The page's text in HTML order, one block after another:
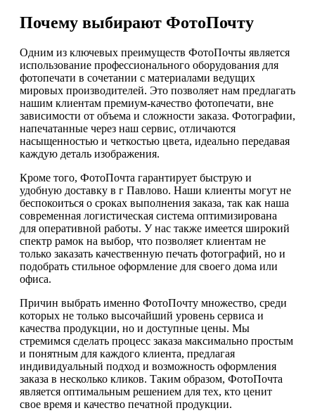
Почему выбирают ФотоПочту
Одним из ключевых преимуществ ФотоПочты является
использование профессионального оборудования для
фотопечати в сочетании с материалами ведущих
мировых производителей. Это позволяет нам предлагать
нашим клиентам премиум-качество фотопечати, вне
зависимости от объема и сложности заказа. Фотографии,
напечатанные через наш сервис, отличаются
насыщенностью и четкостью цвета, идеально передавая
каждую деталь изображения.
Кроме того, ФотоПочта гарантирует быструю и
удобную доставку в г Павлово. Наши клиенты могут не
беспокоиться о сроках выполнения заказа, так как наша
современная логистическая система оптимизирована
для оперативной работы. У нас также имеется широкий
спектр рамок на выбор, что позволяет клиентам не
только заказать качественную печать фотографий, но и
подобрать стильное оформление для своего дома или
офиса.
Причин выбрать именно ФотоПочту множество, среди
которых не только высочайший уровень сервиса и
качества продукции, но и доступные цены. Мы
стремимся сделать процесс заказа максимально простым
и понятным для каждого клиента, предлагая
индивидуальный подход и возможность оформления
заказа в несколько кликов. Таким образом, ФотоПочта
является оптимальным решением для тех, кто ценит
свое время и качество печатной продукции.